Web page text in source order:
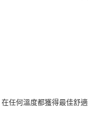
商業銀行
任何溫度都獲得最佳舒適